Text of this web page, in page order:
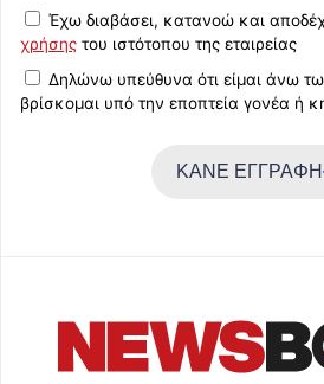
Έχω διαβάσει, κατανοώ και
χρήσης του ιστότοπου της εταιρείας
Δηλώνω υπεύθυνα ότι είμαι άνω
βρίσκομαι υπό την εποπτεία γονέα ή
ΚΑΝΕ ΕΓΓΡΑΦΗ